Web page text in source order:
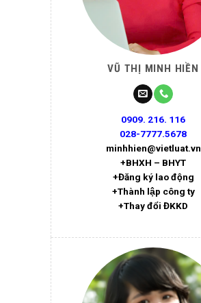
VŨ THỊ MINH HIỀN
0909. 216. 116
028-7777.5678
minhhien@vietluat.vn
+BHXH – BHYT
+Đăng ký lao động
+Thành lập công ty
+Thay đổi ĐKKD